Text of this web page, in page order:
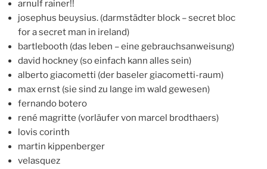
arnulf rainer!!
josephus beuysius. (darmstädter block – secret bloc
for a secret man in ireland)
bartlebooth (das leben – eine gebrauchsanweisung)
david hockney (so einfach kann alles sein)
alberto giacometti (der baseler giacometti-raum)
max ernst (sie sind zu lange im wald gewesen)
fernando botero
rené magritte (vorläufer von marcel brodthaers)
lovis corinth
martin kippenberger
velasquez